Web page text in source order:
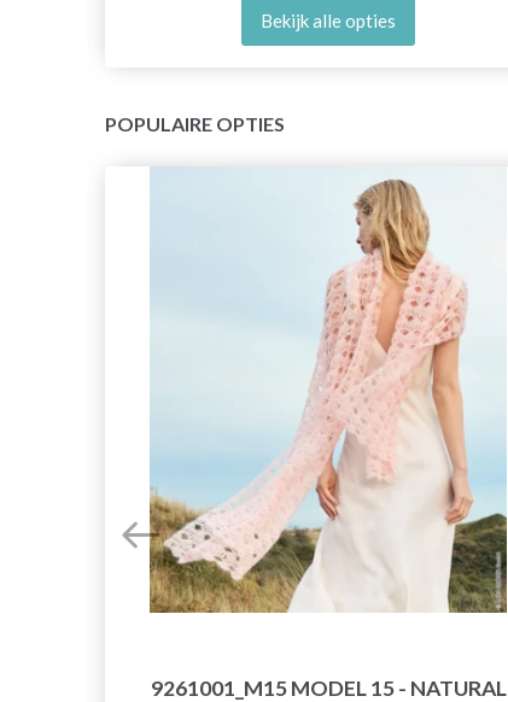
Bekijk alle opties
POPULAIRE OPTIES
9261001_M15 MODEL 15 - NATURAL